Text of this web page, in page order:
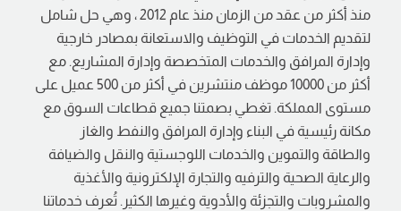
منذ أكثر من عقد من الزمان منذ عام 2012 ، وهي حل شامل
لتقديم الخدمات في التوظيف والاستعانة بمصادر خارجية
وإدارة المرافق والخدمات المتخصصة وإدارة المشاريع. مع
أكثر من 10000 موظف منتشرين في أكثر من 500 عميل على
مستوى المملكة. تغطي بصمتنا جميع قطاعات السوق مع
مكانة رئيسية في البناء وإدارة المرافق والنفط والغاز
والطاقة والتموين والخدمات اللوجستية والنقل والضيافة
والرعاية الصحية والترفيه والتجارة الإلكترونية والأغذية
والمشروبات والتجزئة والأدوية وغيرها الكثير. تُعرف خدماتنا